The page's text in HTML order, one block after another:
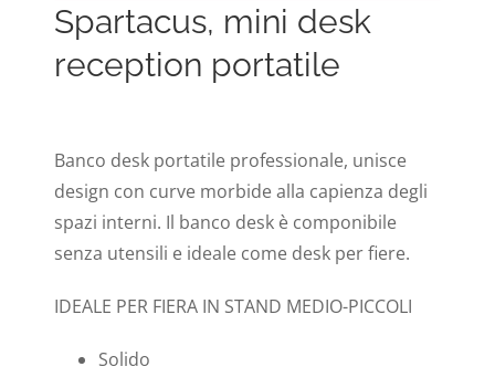
Spartacus, mini desk
reception portatile
Banco desk portatile professionale, unisce
design con curve morbide alla capienza degli
spazi interni. Il banco desk è componibile
senza utensili e ideale come desk per fiere.
IDEALE PER FIERA IN STAND MEDIO-PICCOLI
Solido